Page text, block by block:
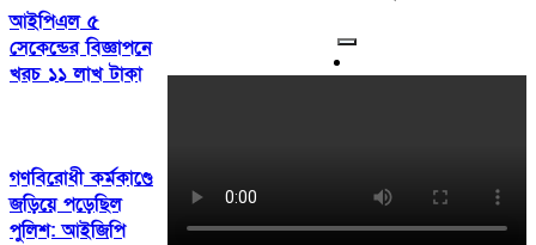
আইপিএল ৫
সেকেন্ডের বিজ্ঞাপনে
খরচ ১১ লাখ টাকা
গণবিরোধী কর্মকাণ্ডে
জড়িয়ে পড়েছিল
পুলিশ: আইজিপি